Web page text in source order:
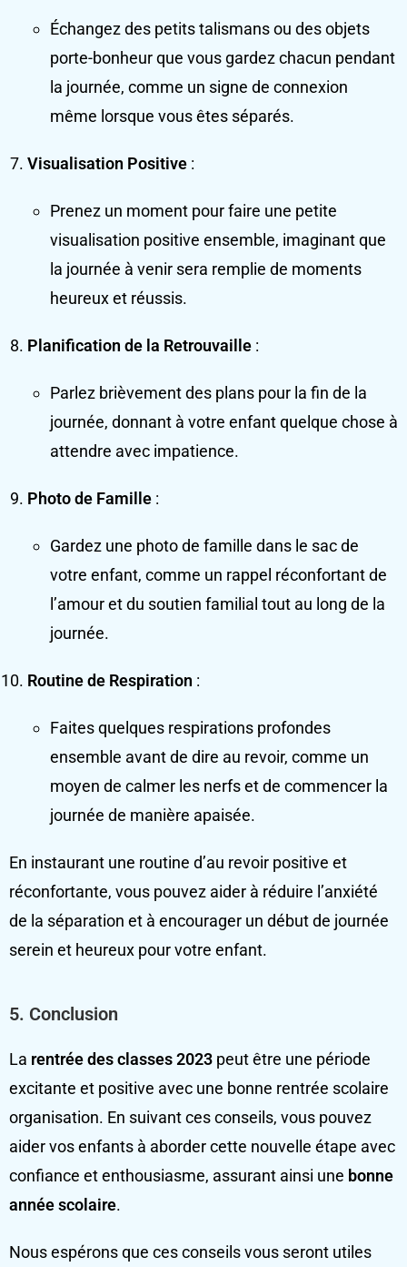
Échangez des petits talismans ou des objets
porte-bonheur que vous gardez chacun pendant
la journée, comme un signe de connexion
même lorsque vous êtes séparés.
Visualisation Positive :
Prenez un moment pour faire une petite
visualisation positive ensemble, imaginant que
la journée à venir sera remplie de moments
heureux et réussis.
Planification de la Retrouvaille :
Parlez brièvement des plans pour la fin de la
journée, donnant à votre enfant quelque chose à
attendre avec impatience.
Photo de Famille :
Gardez une photo de famille dans le sac de
votre enfant, comme un rappel réconfortant de
l’amour et du soutien familial tout au long de la
journée.
Routine de Respiration :
Faites quelques respirations profondes
ensemble avant de dire au revoir, comme un
moyen de calmer les nerfs et de commencer la
journée de manière apaisée.
En instaurant une routine d’au revoir positive et
réconfortante, vous pouvez aider à réduire l’anxiété
de la séparation et à encourager un début de journée
serein et heureux pour votre enfant.
5. Conclusion
La rentrée des classes 2023 peut être une période
excitante et positive avec une bonne rentrée scolaire
organisation. En suivant ces conseils, vous pouvez
aider vos enfants à aborder cette nouvelle étape avec
confiance et enthousiasme, assurant ainsi une bonne
année scolaire.
Nous espérons que ces conseils vous seront utiles